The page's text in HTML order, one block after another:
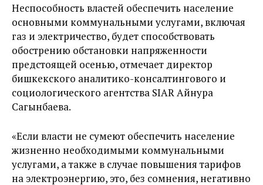
Неспособность властей обеспечить население
основными коммунальными услугами, включая
газ и электричество, будет способствовать
обострению обстановки напряженности
предстоящей осенью, отмечает директор
бишкекского аналитико-консалтингового и
социологического агентства SIAR Айнура
Сагынбаева.
«Если власти не сумеют обеспечить население
жизненно необходимыми коммунальными
услугами, а также в случае повышения тарифов
на электроэнергию, это, без сомнения, негативно